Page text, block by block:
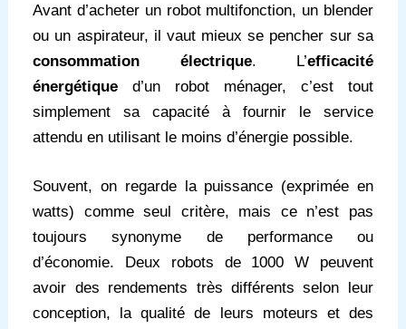
Avant d’acheter un robot multifonction, un blender
ou un aspirateur, il vaut mieux se pencher sur sa
consommation électrique. L’efficacité
énergétique d’un robot ménager, c’est tout
simplement sa capacité à fournir le service
attendu en utilisant le moins d’énergie possible.
Souvent, on regarde la puissance (exprimée en
watts) comme seul critère, mais ce n’est pas
toujours synonyme de performance ou
d’économie. Deux robots de 1000 W peuvent
avoir des rendements très différents selon leur
conception, la qualité de leurs moteurs et des